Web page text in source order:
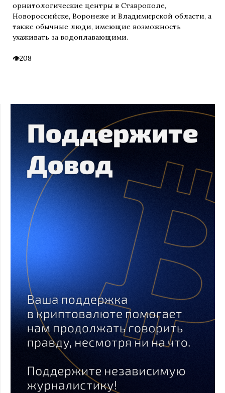
орнитологические центры в Ставрополе,
Новороссийске, Воронеже и Владимирской области, а
также обычные люди, имеющие возможность
ухаживать за водоплавающими.
208